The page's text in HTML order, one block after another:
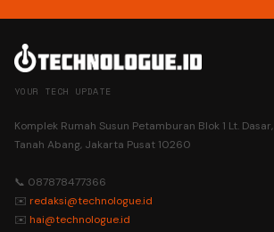
YOUR TECH UPDATE
Komplek Rumah Susun Petamburan Blok 1 Lt. Dasar,
Tanah Abang, Jakarta Pusat 10260
📞 087878477366
✉️ redaksi@technologue.id
✉️ hai@technologue.id